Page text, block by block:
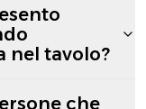
nel tavolo?
che